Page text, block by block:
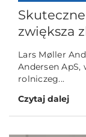
zwiększa
Lars Møller
Andersen ApS,
rolniczeg...
Czytaj dalej